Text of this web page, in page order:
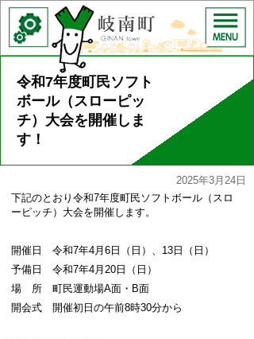
令和7年度町民ソフト
ボール（スローピッ
チ）大会を開催しま
す！
2025年3月24日
下記のとおり令和7年度町民ソフトボール（スロ
ーピッチ）大会を開催します。
開催日 令和7年4月6日（日）、13日（日）
予備日 令和7年4月20日（日）
場 所 町民運動場A面・B面
開会式 開催初日の午前8時30分から